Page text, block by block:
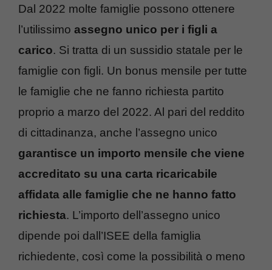
Dal 2022 molte famiglie possono ottenere
l’utilissimo assegno unico per i figli a
carico. Si tratta di un sussidio statale per le
famiglie con figli. Un bonus mensile per tutte
le famiglie che ne fanno richiesta partito
proprio a marzo del 2022. Al pari del reddito
di cittadinanza, anche l’assegno unico
garantisce un importo mensile che viene
accreditato su una carta ricaricabile
affidata alle famiglie che ne hanno fatto
richiesta. L’importo dell’assegno unico
dipende poi dall’ISEE della famiglia
richiedente, così come la possibilità o meno